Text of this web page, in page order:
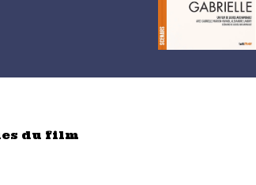
du film